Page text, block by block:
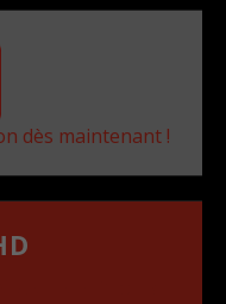
dès maintenant !